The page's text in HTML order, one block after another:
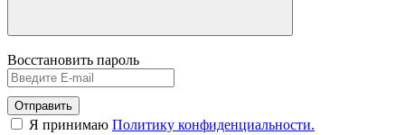
Восстановить пароль
Отправить
Я принимаю Политику конфиденциальности.